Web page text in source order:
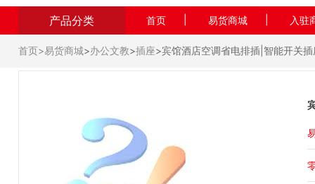
产品分类 首页 易货商城 入驻
首页>易货商城>办公文教>插座>宾馆酒店空调省电排插|智能开关插